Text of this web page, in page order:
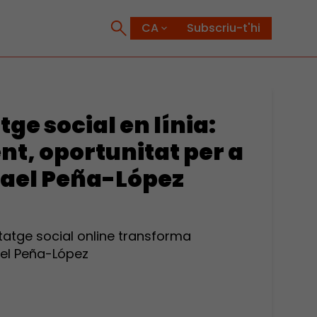
Subscriu-t'hi
social en línia:
oportunitat per a
Peña-López
social online transforma
Peña-López